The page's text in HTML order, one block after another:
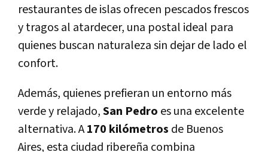
restaurantes de islas ofrecen pescados frescos
y tragos al atardecer, una postal ideal para
quienes buscan naturaleza sin dejar de lado el
confort.
Además, quienes prefieran un entorno más
verde y relajado,San Pedro es una excelente
alternativa. A170 kilómetros de Buenos
Aires, esta ciudad ribereña combina